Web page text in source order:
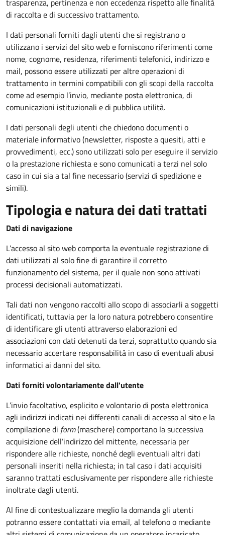
di raccolta e di successivo trattamento.
I dati personali forniti dagli utenti che si registrano o
utilizzano i servizi del sito web e forniscono riferimenti come
nome, cognome, residenza, riferimenti telefonici, indirizzo e
mail, possono essere utilizzati per altre operazioni di
trattamento in termini compatibili con gli scopi della raccolta
come ad esempio l’invio, mediante posta elettronica, di
comunicazioni istituzionali e di pubblica utilità.
I dati personali degli utenti che chiedono documenti o
materiale informativo (newsletter, risposte a quesiti, atti e
provvedimenti, ecc.) sono utilizzati solo per eseguire il servizio
o la prestazione richiesta e sono comunicati a terzi nel solo
caso in cui sia a tal fine necessario (servizi di spedizione e
simili).
Tipologia e natura dei dati trattati
Dati di navigazione
L’accesso al sito web comporta la eventuale registrazione di
dati utilizzati al solo fine di garantire il corretto
funzionamento del sistema, per il quale non sono attivati
processi decisionali automatizzati.
Tali dati non vengono raccolti allo scopo di associarli a soggetti
identificati, tuttavia per la loro natura potrebbero consentire
di identificare gli utenti attraverso elaborazioni ed
associazioni con dati detenuti da terzi, soprattutto quando sia
necessario accertare responsabilità in caso di eventuali abusi
informatici ai danni del sito.
Dati forniti volontariamente dall'utente
L’invio facoltativo, esplicito e volontario di posta elettronica
agli indirizzi indicati nei differenti canali di accesso al sito e la
compilazione di form(maschere) comportano la successiva
acquisizione dell’indirizzo del mittente, necessaria per
rispondere alle richieste, nonché degli eventuali altri dati
personali inseriti nella richiesta; in tal caso i dati acquisiti
saranno trattati esclusivamente per rispondere alle richieste
inoltrate dagli utenti.
Al fine di contestualizzare meglio la domanda gli utenti
potranno essere contattati via email, al telefono o mediante